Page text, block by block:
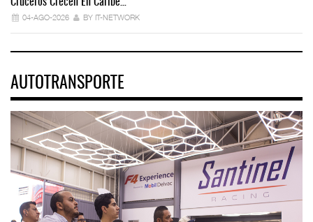
04-AGO-2026 BY IT-NETWORK
AUTOTRANSPORTE